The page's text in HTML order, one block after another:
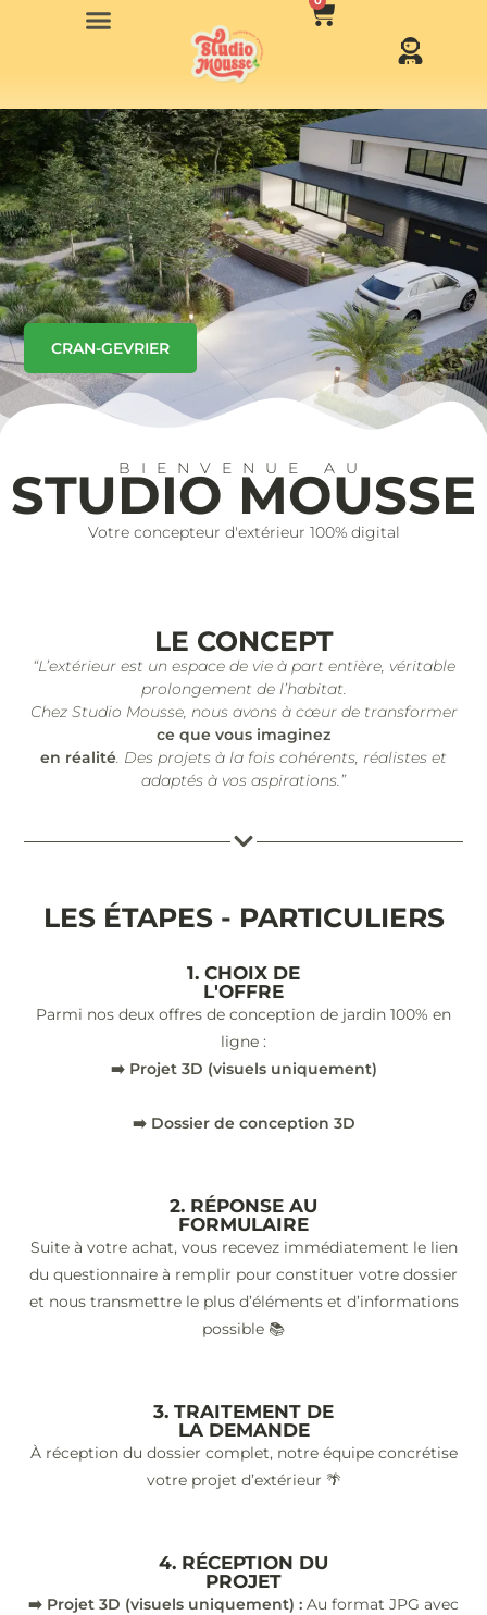
CRAN-GEVRIER
BIENVENUE AU
STUDIO MOUSSE
Votre concepteur d'extérieur 100% digital
LE CONCEPT
“L’extérieur est un espace de vie à part entière, véritable
prolongement de l’habitat.
Chez Studio Mousse, nous avons à cœur de transformer
ce que vous imaginez
en réalité. Des projets à la fois cohérents, réalistes et
adaptés à vos aspirations.”
LES ÉTAPES - PARTICULIERS
1. CHOIX DE
L'OFFRE
Parmi nos deux offres de conception de jardin 100% en
ligne :
➡️ Projet 3D (visuels uniquement)
➡️ Dossier de conception 3D
2. RÉPONSE AU
FORMULAIRE
Suite à votre achat, vous recevez immédiatement le lien
du questionnaire à remplir pour constituer votre dossier
et nous transmettre le plus d’éléments et d’informations
possible 📚
3. TRAITEMENT DE
LA DEMANDE
À réception du dossier complet, notre équipe concrétise
votre projet d’extérieur 🌴
4. RÉCEPTION DU
PROJET
➡️ Projet 3D (visuels uniquement) : Au format JPG avec